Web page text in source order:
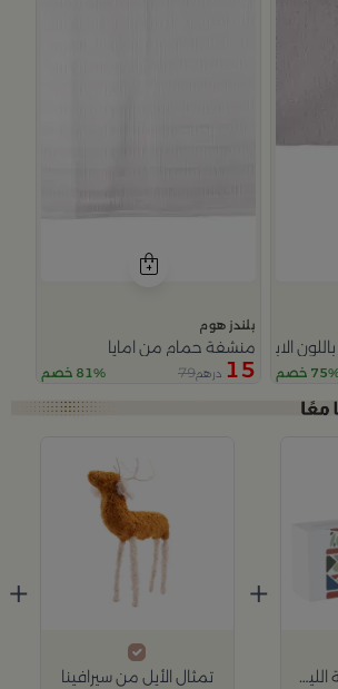
الابيض و الاسود من امايا
خصم
بلندز هوم
منشفة حمام من امايا
15 درهم79 81% خصم
شمعة زجاجية برائحة الليمون 560 غرام من ارورا
+
تمثال الأيل من سيرافينا
+